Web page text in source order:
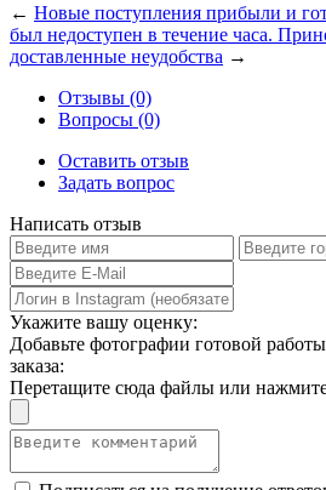
← Новые поступления прибыли и
был недоступен в течение часа.
доставленные неудобства →
Отзывы (0)
Вопросы (0)
Оставить отзыв
Задать вопрос
Написать отзыв
Укажите вашу оценку:
Добавьте фотографии готовой
заказа:
Перетащите сюда файлы или